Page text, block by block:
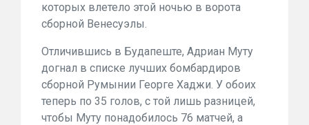
которых влетело этой ночью в ворота
сборной Венесуэлы.
Отличившись в Будапеште, Адриан Муту
догнал в списке лучших бомбардиров
сборной Румынии Георге Хаджи. У обоих
теперь по 35 голов, с той лишь разницей,
чтобы Муту понадобилось 76 матчей, а